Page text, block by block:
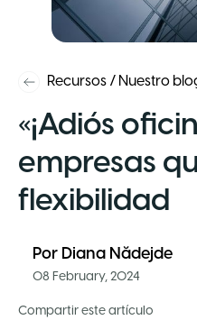
Recursos / Nuestro
«¡Adiós
empresas
flexibilidad
Por Diana Nădejde
08 February, 2024
Compartir este artículo